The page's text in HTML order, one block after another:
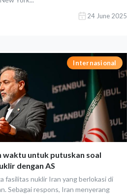
24 June 2025
Internasional
waktu untuk putuskan soal
dengan AS
fasilitas nuklir Iran yang berlokasi di
Sebagai respons, Iran menyerang